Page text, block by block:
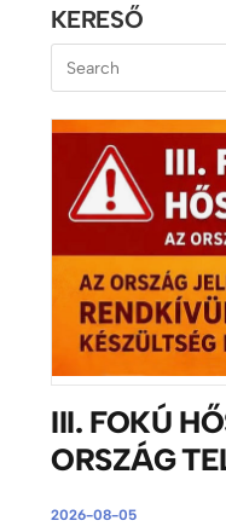
KERESŐ
III. FOKÚ
ORSZÁG
2026-08-05